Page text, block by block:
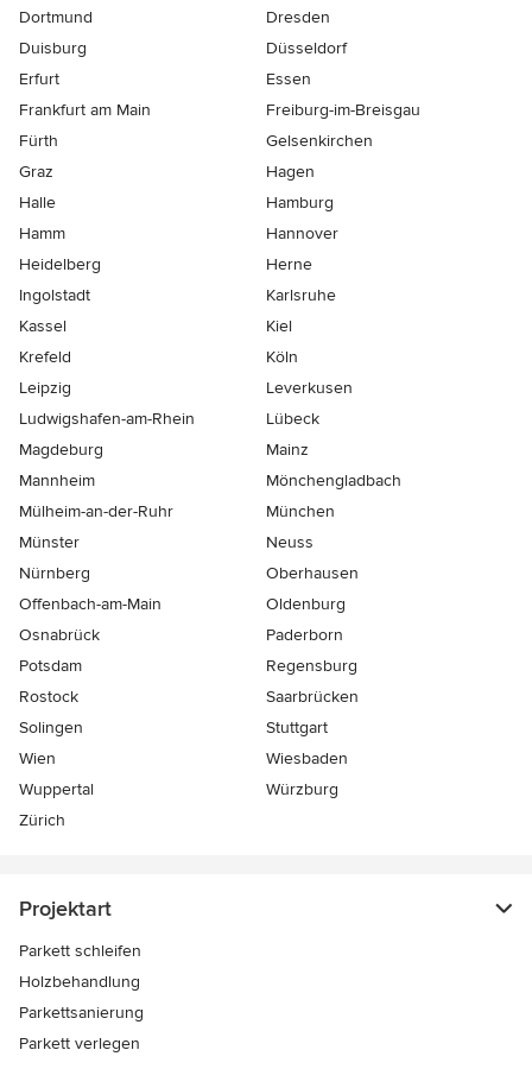
Dortmund
Dresden
Duisburg
Düsseldorf
Erfurt
Essen
Frankfurt am Main
Freiburg-im-Breisgau
Fürth
Gelsenkirchen
Graz
Hagen
Halle
Hamburg
Hamm
Hannover
Heidelberg
Herne
Ingolstadt
Karlsruhe
Kassel
Kiel
Krefeld
Köln
Leipzig
Leverkusen
Ludwigshafen-am-Rhein
Lübeck
Magdeburg
Mainz
Mannheim
Mönchen­gladbach
Mülheim-an-der-Ruhr
München
Münster
Neuss
Nürnberg
Oberhausen
Offenbach-am-Main
Oldenburg
Osnabrück
Paderborn
Potsdam
Regensburg
Rostock
Saarbrücken
Solingen
Stuttgart
Wien
Wiesbaden
Wuppertal
Würzburg
Zürich
Projektart
Parkett schleifen
Holzbehandlung
Parkettsanierung
Parkett verlegen